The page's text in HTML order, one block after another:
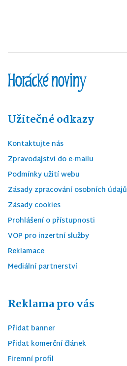
Užitečné odkazy
Kontaktujte nás
Zpravodajství do e-mailu
Podmínky užití webu
Zásady zpracování osobních údajů
Zásady cookies
Prohlášení o přístupnosti
VOP pro inzertní služby
Reklamace
Mediální partnerství
Reklama pro vás
Přidat banner
Přidat komerční článek
Firemní profil